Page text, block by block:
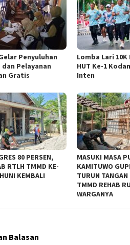
Penyuluhan
Pelayanan
Gratis
Lomba Lari
HUT Ke-1
Inten
80 PERSEN,
RTLH TMMD KE-
KEMBALI
MASUKI MASA
KAMITUWO
TURUN
TMMD REHAB
WARGANYA
Balasan